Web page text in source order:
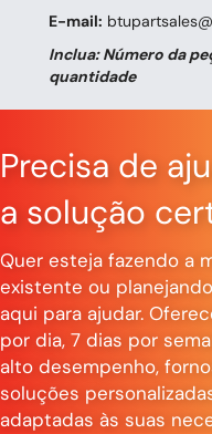
E-mail:
Inclua: Número da
quantidade
Precisa de
a solução
Quer esteja fazendo a
existente ou
aqui para ajudar.
por dia, 7 dias por
alto desempenho,
soluções
adaptadas às suas